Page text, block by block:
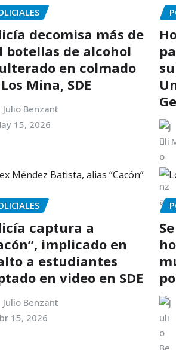
decomisa más de
botellas de alcohol
en colmado
Mina, SDE
Julio Benzant
15, 2026
captura a
implicado en
a estudiantes
en video en SDE
Julio Benzant
15, 2026